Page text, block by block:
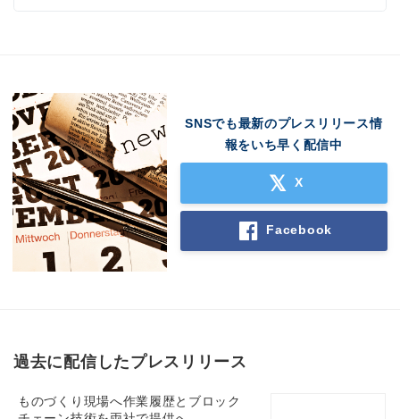
SNSでも最新のプレスリリース情
報をいち早く配信中
X
Facebook
過去に配信したプレスリリース
ものづくり現場へ作業履歴とブロック